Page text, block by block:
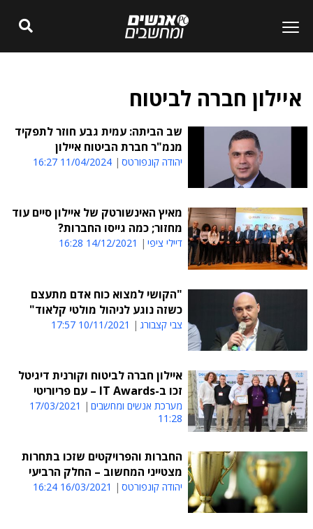
איילון חברה לביטוח
שב הביתה: עמית גבע חוזר לתפקיד
מנמ"ר חברת הביטוח איילון
יהודה קונפורטס 11/04/2024 16:27
מאיץ האינשורטק של איילון סיים עוד
מחזור; כמה גייסו החברות?
דיילי ציפי 14/12/2021 16:28
"הקושי למצוא כוח אדם מתעצם
כשזה נוגע לניהול מולטי קלאוד"
צבי קצבורג 10/11/2021 17:57
איילון חברה לביטוח וקורנית דיגיטל
זכו ב-IT Awards – עם פריוריטי
מערכת אנשים ומחשבים
17/03/2021
11:28
החברות והפרויקטים שזכו בתחרות
מצטייני המחשוב – החלק הרביעי
יהודה קונפורטס 16/03/2021 16:24